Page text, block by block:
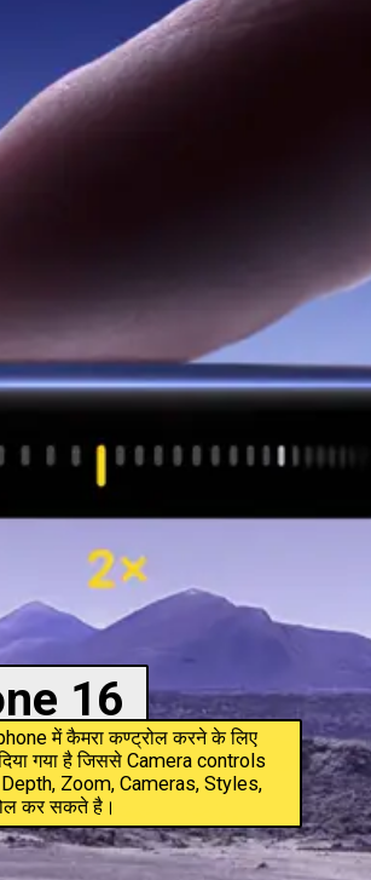
16
में कैमरा कण्ट्रोल करने के लिए
गया है जिससे Camera controls
Zoom, Cameras, Styles,
कर सकते है।